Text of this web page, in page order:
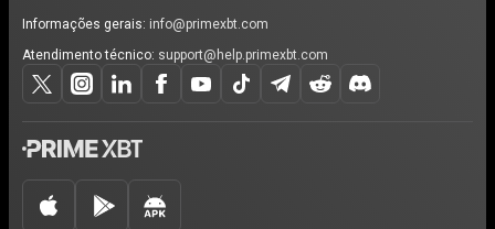
Informações gerais: info@primexbt.com
Atendimento técnico: support@help.primexbt.com